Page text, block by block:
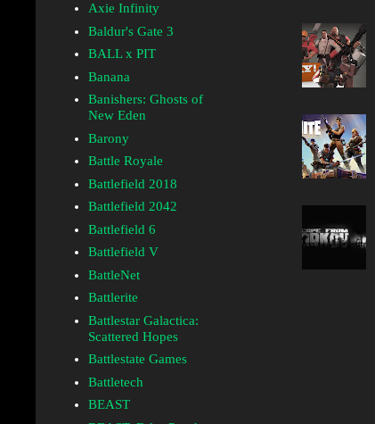
Axie Infinity
Baldur's Gate 3
BALL x PIT
Banana
Banishers: Ghosts of
New Eden
Barony
Battle Royale
Battlefield 2018
Battlefield 2042
Battlefield 6
Battlefield V
BattleNet
Battlerite
Battlestar Galactica:
Scattered Hopes
Battlestate Games
Battletech
BEAST